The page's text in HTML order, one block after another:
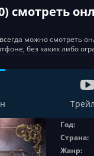
смотреть
всегда можно смотреть
без каких либо
Год:
Страна:
Жанр: